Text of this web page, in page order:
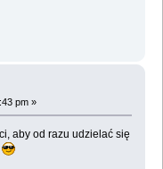
pm »
aby od razu udzielać się